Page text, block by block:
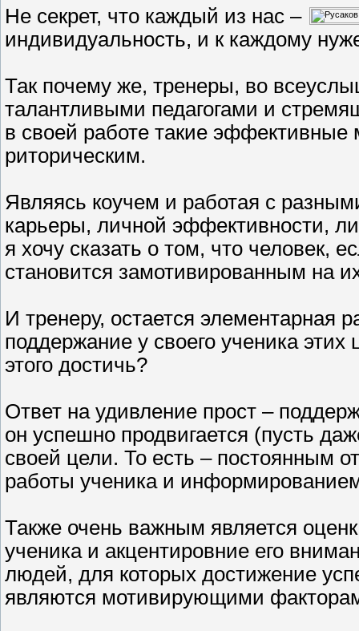
Не секрет, что каждый из нас –
индивидуальность, и к каждому
Так почему же, тренеры, во
талантливыми педагогами и
в своей работе такие эффективные
риторическим.
Являясь коучем и работая с
карьеры, личной эффективности,
я хочу сказать о том, что человек,
становится замотивированным на
И тренеру, остается элементарная
поддержание у своего ученика
этого достичь?
Ответ на удивление прост –
он успешно продвигается (пусть
своей цели. То есть – постоянным
работы ученика и
Также очень важным является
ученика и акцентировние его
людей, для которых достижение
являются мотивирующими